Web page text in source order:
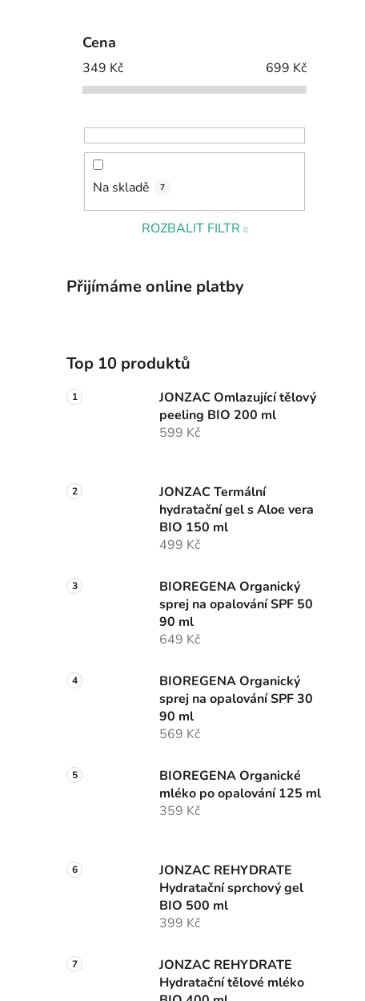
Cena
349 Kč 699 Kč
Na skladě 7
ROZBALIT FILTR
Přijímáme online platby
Top 10 produktů
JONZAC Omlazující tělový
peeling BIO 200 ml
599 Kč
JONZAC Termální
hydratační gel s Aloe vera
BIO 150 ml
499 Kč
BIOREGENA Organický
sprej na opalování SPF 50
90 ml
649 Kč
BIOREGENA Organický
sprej na opalování SPF 30
90 ml
569 Kč
BIOREGENA Organické
mléko po opalování 125 ml
359 Kč
JONZAC REHYDRATE
Hydratační sprchový gel
BIO 500 ml
399 Kč
JONZAC REHYDRATE
Hydratační tělové mléko